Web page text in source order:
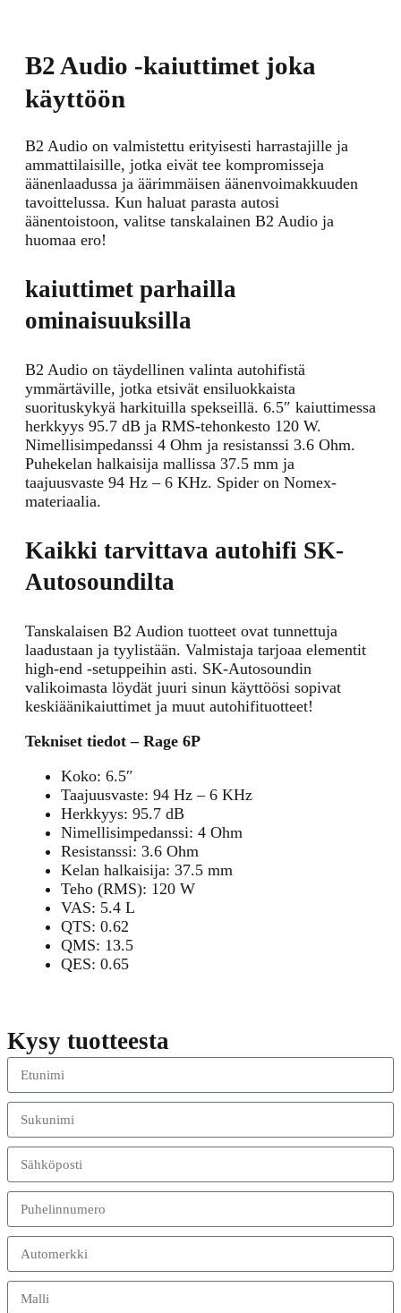
B2 Audio -kaiuttimet joka
käyttöön
B2 Audio on valmistettu erityisesti harrastajille ja
ammattilaisille, jotka eivät tee kompromisseja
äänenlaadussa ja äärimmäisen äänenvoimakkuuden
tavoittelussa. Kun haluat parasta autosi
äänentoistoon, valitse tanskalainen B2 Audio ja
huomaa ero!
kaiuttimet parhailla
ominaisuuksilla
B2 Audio on täydellinen valinta autohifistä
ymmärtäville, jotka etsivät ensiluokkaista
suorituskykyä harkituilla spekseillä. 6.5″ kaiuttimessa
herkkyys 95.7 dB ja RMS-tehonkesto 120 W.
Nimellisimpedanssi 4 Ohm ja resistanssi 3.6 Ohm.
Puhekelan halkaisija mallissa 37.5 mm ja
taajuusvaste 94 Hz – 6 KHz. Spider on Nomex-
materiaalia.
Kaikki tarvittava autohifi SK-
Autosoundilta
Tanskalaisen B2 Audion tuotteet ovat tunnettuja
laadustaan ja tyylistään. Valmistaja tarjoaa elementit
high-end -setuppeihin asti. SK-Autosoundin
valikoimasta löydät juuri sinun käyttöösi sopivat
keskiäänikaiuttimet ja muut autohifituotteet!
Tekniset tiedot – Rage 6P
Koko: 6.5″
Taajuusvaste: 94 Hz – 6 KHz
Herkkyys: 95.7 dB
Nimellisimpedanssi: 4 Ohm
Resistanssi: 3.6 Ohm
Kelan halkaisija: 37.5 mm
Teho (RMS): 120 W
VAS: 5.4 L
QTS: 0.62
QMS: 13.5
QES: 0.65
Kysy tuotteesta